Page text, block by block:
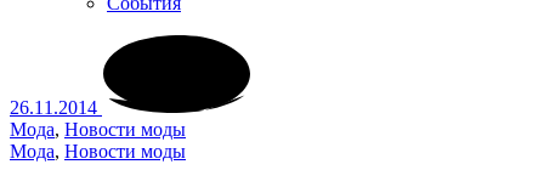
26.11.2014
Мода, Новости моды
Мода, Новости моды